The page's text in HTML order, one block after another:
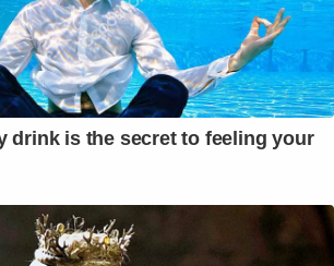
drink is the secret to feeling your